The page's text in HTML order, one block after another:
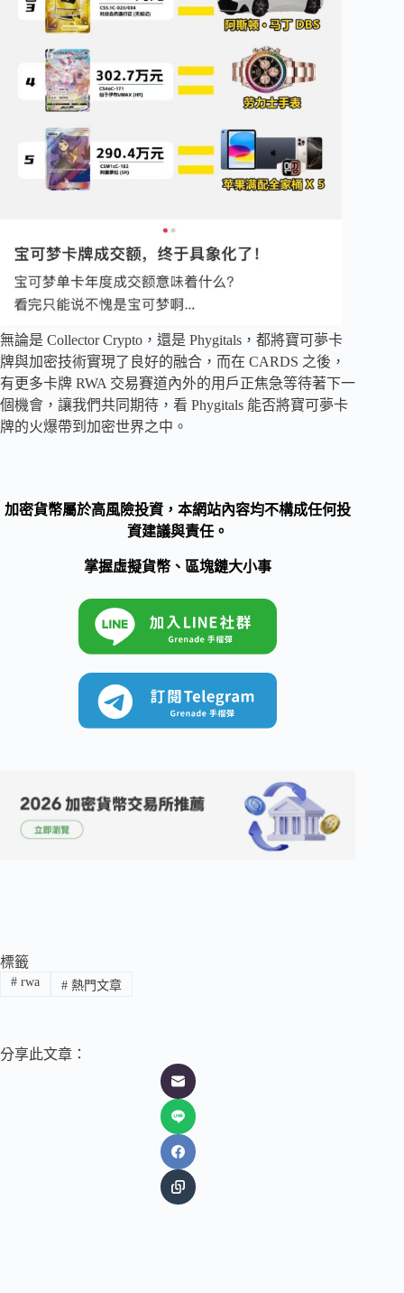
無論是 Collector Crypto，還是 Phygitals，都將寶可夢卡
牌與加密技術實現了良好的融合，而在 CARDS 之後，
有更多卡牌 RWA 交易賽道內外的用戶正焦急等待著下一
個機會，讓我們共同期待，看 Phygitals 能否將寶可夢卡
牌的火爆帶到加密世界之中。
加密貨幣屬於高風險投資，本網站內容均不構成任何投
資建議與責任。
掌握虛擬貨幣、區塊鏈大小事
標籤
#rwa #熱門文章
分享此文章：